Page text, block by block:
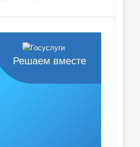
Решаем вместе